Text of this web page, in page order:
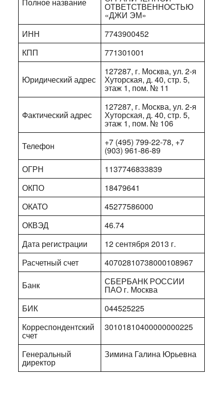
ОТВЕТСТВЕННОСТЬЮ
«ДЖИ ЭМ»
ИНН
7743900452
КПП
771301001
Юридический адрес
127287, г. Москва, ул. 2-я
Хуторская, д. 40, стр. 5,
этаж 1, пом. № 11
Фактический адрес
127287, г. Москва, ул. 2-я
Хуторская, д. 40, стр. 5,
этаж 1, пом. № 106
Телефон
+7 (495) 799-22-78, +7
(903) 961-86-89
ОГРН
1137746833839
ОКПО
18479641
ОКАТО
45277586000
ОКВЭД
46.74
Дата регистрации
12 сентября 2013 г.
Расчетный счет
40702810738000108967
Банк
СБЕРБАНК РОССИИ
ПАО г. Москва
БИК
044525225
Корреспондентский
счет
30101810400000000225
Генеральный
директор
Зимина Галина Юрьевна